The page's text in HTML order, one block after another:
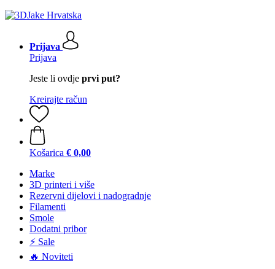
Prijava
Prijava
Jeste li ovdje prvi put?
Kreirajte račun
Košarica € 0,00
Marke
3D printeri i više
Rezervni dijelovi i nadogradnje
Filamenti
Smole
Dodatni pribor
⚡ Sale
🔥 Noviteti